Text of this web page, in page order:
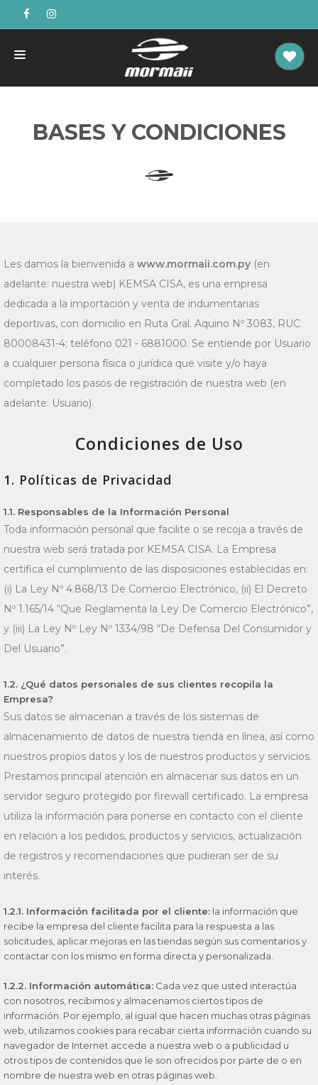
NIÑOSBASES Y CONDICIONES
Les damos la bienvenida a www.mormaii.com.py (en
adelante: nuestra web) KEMSA CISA, es una empresa
dedicada a la importación y venta de indumentarias
deportivas, con domicilio en Ruta Gral. Aquino Nº 3083, RUC
80008431-4; teléfono 021 - 6881000. Se entiende por Usuario
a cualquier persona física o jurídica que visite y/o haya
completado los pasos de registración de nuestra web (en
adelante: Usuario).
Condiciones de Uso
1. Políticas de Privacidad
1.1. Responsables de la Información Personal
Toda información personal que facilite o se recoja a través de
nuestra web será tratada por KEMSA CISA. La Empresa
certifica el cumplimiento de las disposiciones establecidas en:
(i) La Ley Nº 4.868/13 De Comercio Electrónico, (ii) El Decreto
Nº 1.165/14 “Que Reglamenta la Ley De Comercio Electrónico”,
y (iii) La Ley Nº Ley Nº 1334/98 “De Defensa Del Consumidor y
Del Usuario”.
1.2. ¿Qué datos personales de sus clientes recopila la
Empresa?
Sus datos se almacenan a través de los sistemas de
almacenamiento de datos de nuestra tienda en línea, así como
nuestros propios datos y los de nuestros productos y servicios.
Prestamos principal atención en almacenar sus datos en un
servidor seguro protegido por firewall certificado. La empresa
utiliza la información para ponerse en contacto con el cliente
en relación a los pedidos, productos y servicios, actualización
de registros y recomendaciones que pudieran ser de su
interés.
1.2.1. Información facilitada por el cliente: la información que
recibe la empresa del cliente facilita para la respuesta a las
solicitudes, aplicar mejoras en las tiendas según sus comentarios y
contactar con los mismo en forma directa y personalizada.
1.2.2. Información automática: Cada vez que usted interactúa
con nosotros, recibimos y almacenamos ciertos tipos de
información. Por ejemplo, al igual que hacen muchas otras páginas
web, utilizamos cookies para recabar cierta información cuando su
navegador de Internet accede a nuestra web o a publicidad u
otros tipos de contenidos que le son ofrecidos por parte de o en
nombre de nuestra web en otras páginas web.